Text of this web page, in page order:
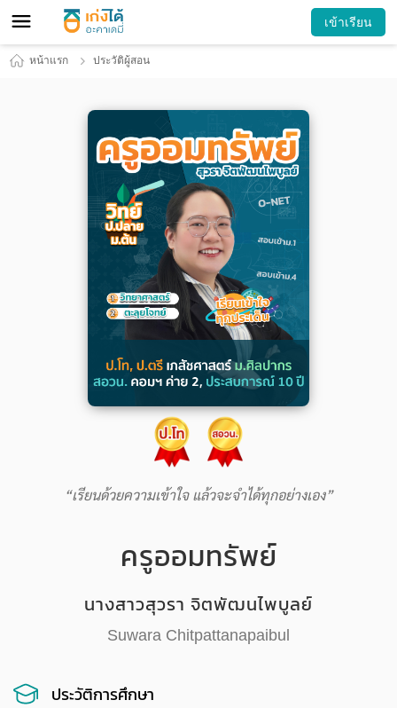
เข้าเรียน
หน้าแรก ประวัติผู้สอน
ครูออมทรัพย์
นางสาวสุวรา จิตพัฒนไพบูลย์
Suwara Chitpattanapaibul
ประวัติการศึกษา
เรียนด้วยความเข้าใจ แล้วจะจำได้ทุกอย่างเอง